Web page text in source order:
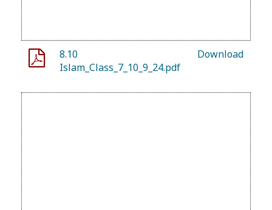
8.10
Islam_Class_7_10_9_24.pdf
Download